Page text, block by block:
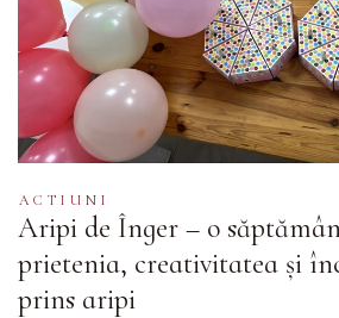
ACTIUNI
Aripi de Înger – o
prietenia, creativitatea și
prins aripi